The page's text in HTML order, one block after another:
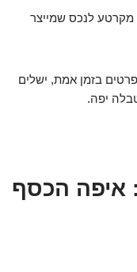
מקרטע לנכס שמייצר
בזמן אמת, ישלים
יפה.
איפה הכסף